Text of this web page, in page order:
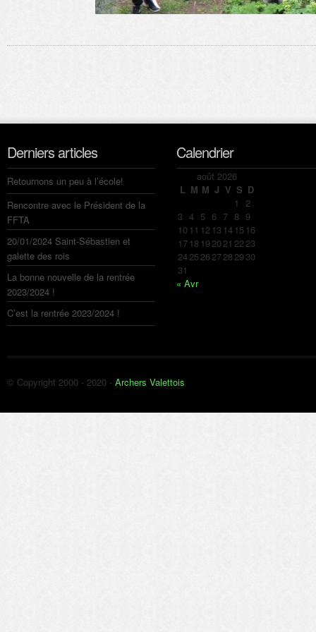
Derniers articles
Retournons un peu à l’école!
Rencontre avec le Président de la
FFTA
20/01/2024 Saint-Sébastien et
galette des rois
La bonne nouvelle de la rentrée
2023/2024 !
C’est la rentrée 2023/2024 !
Calendrier
août 2026
L M M J V S D
1 2
3 4 5 6 7 8 9
10 11 12 13 14 15 16
17 18 192021 2223
24252627282930
31
« Avr
© Copyright 2000 - 2020 - Archers Valettois